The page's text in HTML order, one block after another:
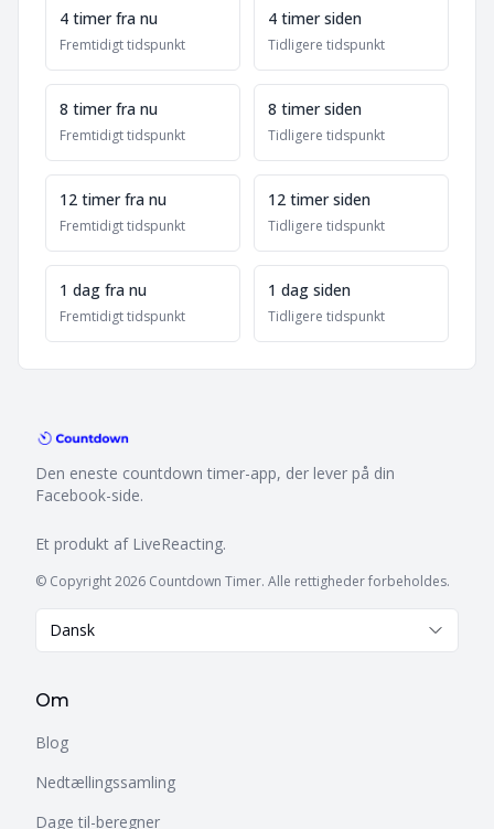
4 timer fra nu
Fremtidigt tidspunkt
4 timer siden
Tidligere tidspunkt
8 timer fra nu
Fremtidigt tidspunkt
8 timer siden
Tidligere tidspunkt
12 timer fra nu
Fremtidigt tidspunkt
12 timer siden
Tidligere tidspunkt
1 dag fra nu
Fremtidigt tidspunkt
1 dag siden
Tidligere tidspunkt
Den eneste countdown timer-app, der lever på din
Facebook-side.
Et produkt af LiveReacting.
© Copyright 2026 Countdown Timer. Alle rettigheder forbeholdes.
Dansk
Om
Blog
Nedtællingssamling
Dage til-beregner